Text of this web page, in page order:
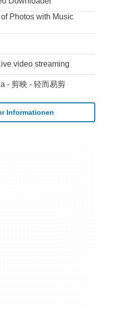
Photos with Music
video streaming
- 剪映 - 轻而易剪
Informationen